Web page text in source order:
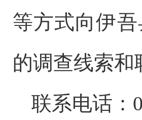
等方式向伊
的调查线索
联系电话：